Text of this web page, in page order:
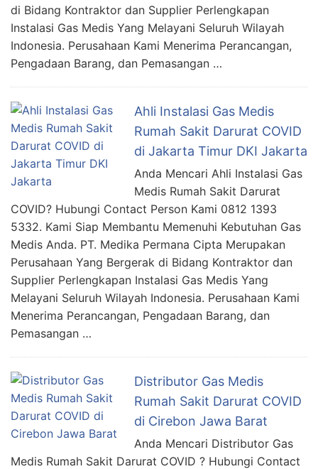
di Bidang Kontraktor dan Supplier Perlengkapan
Instalasi Gas Medis Yang Melayani Seluruh Wilayah
Indonesia. Perusahaan Kami Menerima Perancangan,
Pengadaan Barang, dan Pemasangan …
Ahli Instalasi Gas Medis
Rumah Sakit Darurat COVID
di Jakarta Timur DKI Jakarta
Anda Mencari Ahli Instalasi Gas
Medis Rumah Sakit Darurat
COVID? Hubungi Contact Person Kami 0812 1393
5332. Kami Siap Membantu Memenuhi Kebutuhan Gas
Medis Anda. PT. Medika Permana Cipta Merupakan
Perusahaan Yang Bergerak di Bidang Kontraktor dan
Supplier Perlengkapan Instalasi Gas Medis Yang
Melayani Seluruh Wilayah Indonesia. Perusahaan Kami
Menerima Perancangan, Pengadaan Barang, dan
Pemasangan …
Distributor Gas Medis
Rumah Sakit Darurat COVID
di Cirebon Jawa Barat
Anda Mencari Distributor Gas
Medis Rumah Sakit Darurat COVID ? Hubungi Contact